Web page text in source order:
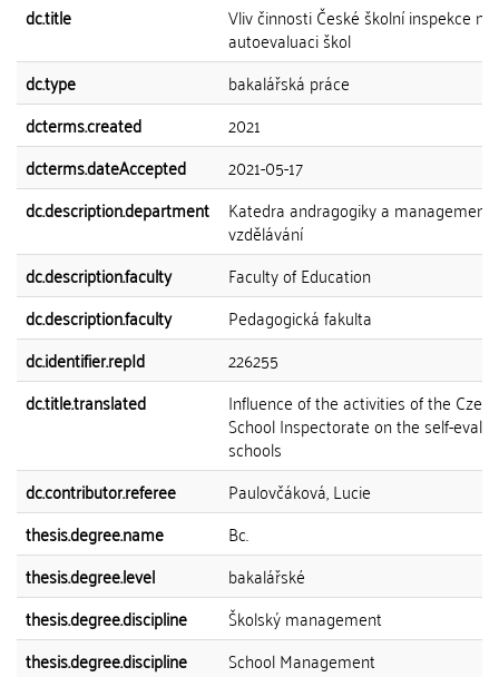
dc.title
Vliv činnosti České školní inspekce na
autoevaluaci škol
dc.type
bakalářská práce
dcterms.created
2021
dcterms.dateAccepted
2021-05-17
dc.description.department
Katedra andragogiky a managementu
vzdělávání
dc.description.faculty
Faculty of Education
dc.description.faculty
Pedagogická fakulta
dc.identifier.repId
226255
dc.title.translated
Influence of the activities of the Czech
School Inspectorate on the self-
schools
dc.contributor.referee
Paulovčáková, Lucie
thesis.degree.name
Bc.
thesis.degree.level
bakalářské
thesis.degree.discipline
Školský management
thesis.degree.discipline
School Management